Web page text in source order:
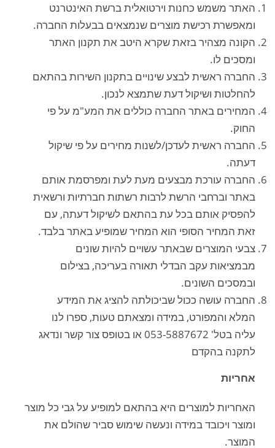
האתר משמש כחנות וירטואלית ברשת האינטרנט
ומאפשרת רכישת מוצרים שנמצאים בבעלות החברה.
הקונה מצהיר בזאת שקרא היטב את תקנון האתר
ומסכים לו.
החברה ראשית לבצע שינויים בתקנון השירות בהתאם
להחלטות ושיקול דעת שתמצא לנכון.
המחירים באתר החברה כוללים את המע"מ על פי
החוק.
החברה ראשית לעדכן/לשנות מחירים על פי שיקול
דעתה.
החברה עורכת מבצעים מעת לעת ומפרסמת אותם
באתר וברחבי הרשת לרבות רשתות חברתיות ורשאית
להפסיק אותם בכל עת בהתאם לשיקול דעתה, עם
זאת המחיר הסופי הוא המחיר שמופיע באתר בלבד.
צבעי המוצרים שבאתר עשויים להיות שונים
מבמציאות עקב הבדלי תאורה בעריכה, בצילום
ובמסכים השונים.
החברה עושה ככול שביכולתה להציג את המידע
המלא והמפורט, במידה ומצאתם טעות, ספרו לנו
עליה בטל' 053-5887672 או בטופס צור קשר ונדאג
לתקנה בהקדם
אחריות
האחריות למוצרים היא בהתאם למופיע על גבי כל מוצר
ומוצר ויכובד במידה ונעשה שימוש סביר שהולם את
המוצר.